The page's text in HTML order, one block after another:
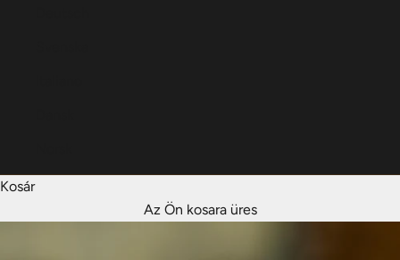
Kosár
Az Ön kosara üres